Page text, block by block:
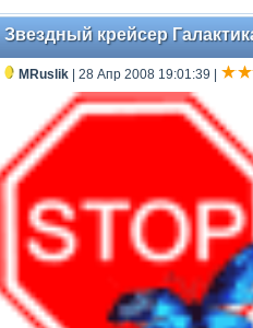
Звездный крейсер
MRuslik | 28 Апр 2008 19:01:39